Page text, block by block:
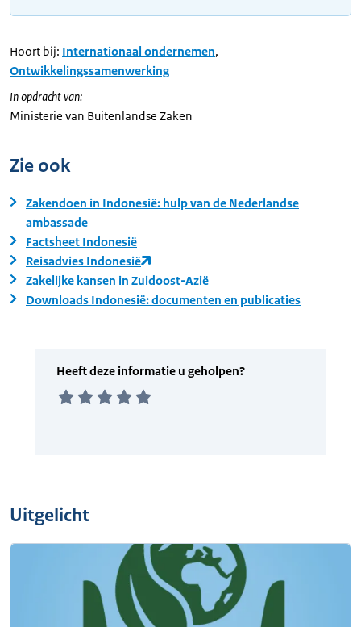
Hoort bij: Internationaal ondernemen,
Ontwikkelingssamenwerking
In opdracht van:
Ministerie van Buitenlandse Zaken
Zie ook
Zakendoen in Indonesië: hulp van de Nederlandse
ambassade
Factsheet Indonesië
Reisadvies Indonesië
Zakelijke kansen in Zuidoost-Azië
Downloads Indonesië: documenten en publicaties
Uitgelicht